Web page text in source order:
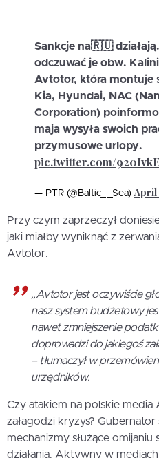
Sankcje na🇷🇺
odczuwać je obw.
Avtotor, która montuje
Kia, Hyundai, NAC
Corporation)
maja wysyła swoich
przymusowe urlopy.
pic.twitter.com/
— PTR (@Baltic__Sea) April
Przy czym zaprzeczył
jaki miałby wyniknąć z
Avtotor.
„Avtotor jest oczywiście
nasz system budżetowy
nawet zmniejszenie
doprowadzi do jakiegoś
– tłumaczył w
urzędników.
Czy atakiem na polskie
załagodzi kryzys?
mechanizmy służące omijaniu
działania. Aktywny w